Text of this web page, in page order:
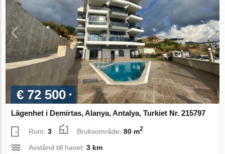
€ 72 500
Lägenhet i Demirtas, Alanya, Antalya, Turkiet Nr. 215797
Rum:3 Bruksområde:80 m2
Avstånd till havet:3 km